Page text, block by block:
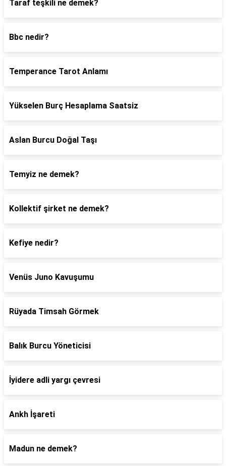
Taraf teşkili ne demek?
Bbc nedir?
Temperance Tarot Anlamı
Yükselen Burç Hesaplama Saatsiz
Aslan Burcu Doğal Taşı
Temyiz ne demek?
Kollektif şirket ne demek?
Kefiye nedir?
Venüs Juno Kavuşumu
Rüyada Timsah Görmek
Balık Burcu Yöneticisi
İyidere adli yargı çevresi
Ankh İşareti
Madun ne demek?